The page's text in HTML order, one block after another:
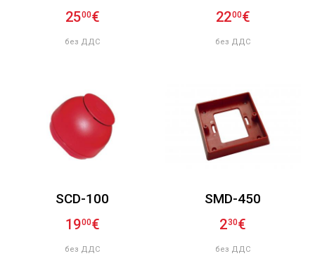
2500€
без ДДС
2200€
без ДДС
SCD-100
1900€
без ДДС
SMD-450
230€
без ДДС